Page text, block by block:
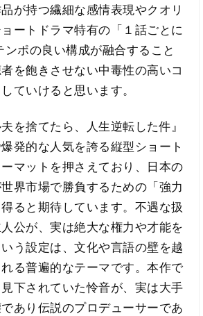
が持つ繊細な感情表現やクオリ
ートドラマ特有の「１話ごとに
ポの良い構成が融合すること
を飽きさせない中毒性の高いコ
ていけると思います。
を捨てたら、人生逆転した件』
発的な人気を誇る縦型ショート
マットを押さえており、日本の
界市場で勝負するための「強力
ると期待しています。不遇な扱
公が、実は絶大な権力や才能を
う設定は、文化や言語の壁を越
る普遍的なテーマです。本作で
下されていた怜音が、実は大手
あり伝説のプロデューサーであ